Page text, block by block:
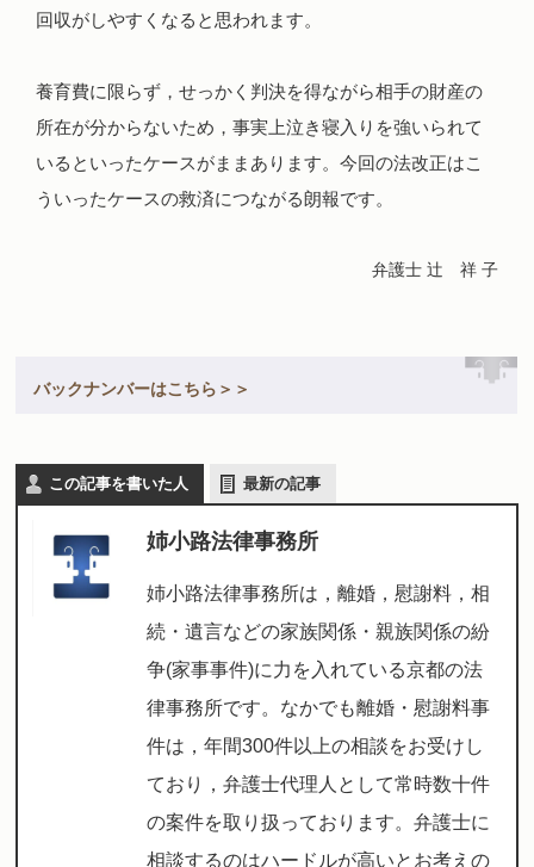
回収がしやすくなると思われます。
養育費に限らず，せっかく判決を得ながら相手の財産の
所在が分からないため，事実上泣き寝入りを強いられて
いるといったケースがままあります。今回の法改正はこ
ういったケースの救済につながる朗報です。
弁護士 辻 祥 子
バックナンバーはこちら＞＞
この記事を書いた人 最新の記事
姉小路法律事務所
姉小路法律事務所は，離婚，慰謝料，相
続・遺言などの家族関係・親族関係の紛
争(家事事件)に力を入れている京都の法
律事務所です。なかでも離婚・慰謝料事
件は，年間300件以上の相談をお受けし
ており，弁護士代理人として常時数十件
の案件を取り扱っております。弁護士に
相談するのはハードルが高いとお考えの